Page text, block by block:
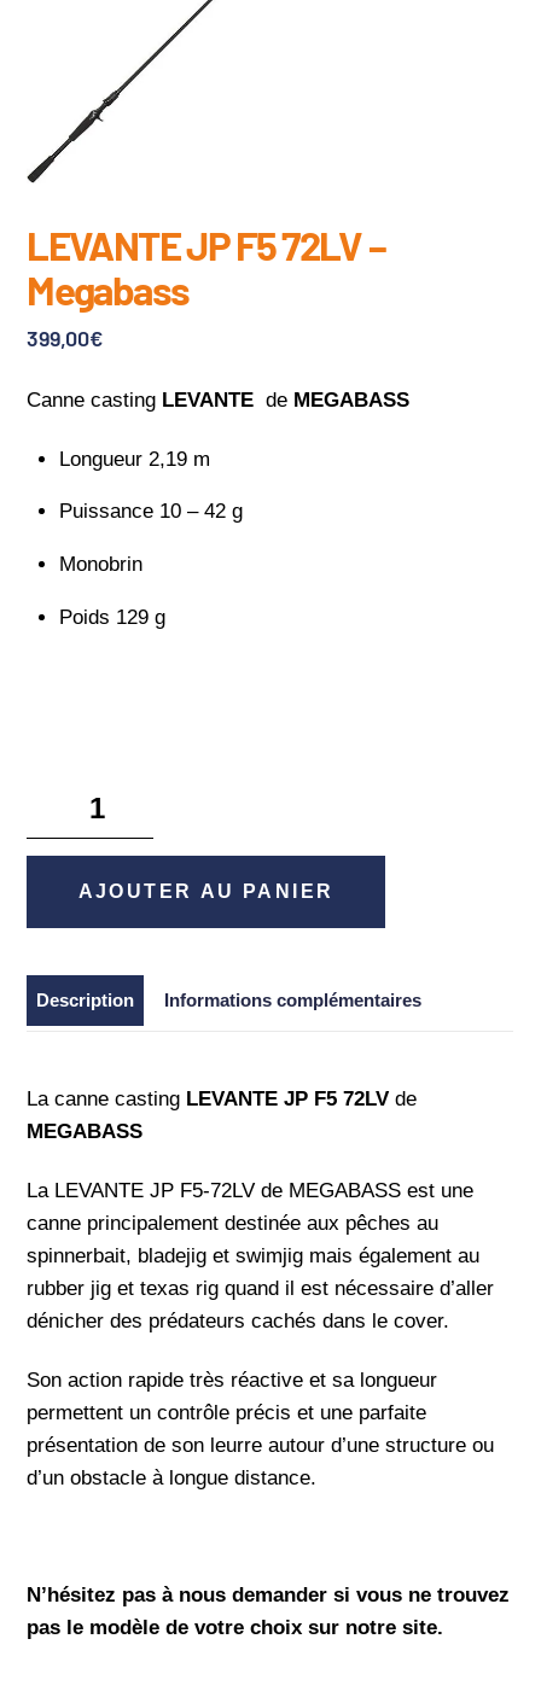
LEVANTE JP F5 72LV –
Megabass
399,00€
Canne casting LEVANTEde MEGABASS
Longueur 2,19 m
Puissance 10 – 42 g
Monobrin
Poids 129 g
quantité
LEVANTE
F5
Megabass
AJOUTER AU PANIER
Description Informations complémentaires
La canne casting LEVANTE JP F5 72LVde
MEGABASS
La LEVANTE JP F5-72LV de MEGABASS est une
canne principalement destinée aux pêches au
spinnerbait, bladejig et swimjig mais également au
rubber jig et texas rig quand il est nécessaire d’aller
dénicher des prédateurs cachés dans le cover.
Son action rapide très réactive et sa longueur
permettent un contrôle précis et une parfaite
présentation de son leurre autour d’une structure ou
d’un obstacle à longue distance.
N’hésitez pas à nous demander si vous ne trouvez
pas le modèle de votre choix sur notre site.